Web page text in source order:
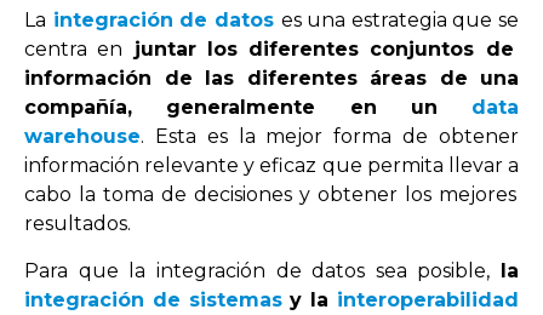
La integración de datos esuna estrategia que se
centra en juntar los diferentes conjuntos de
información de las diferentes áreas de una
compañía, generalmente en un data
warehouse. Esta esla mejor forma de obtener
información relevante y eficaz que permita levara
cabo la toma de decisiones y obtener los mejores
resultados.
Para que la integración de datos sea posible, la
integración de sistemasy la interoperabilidad